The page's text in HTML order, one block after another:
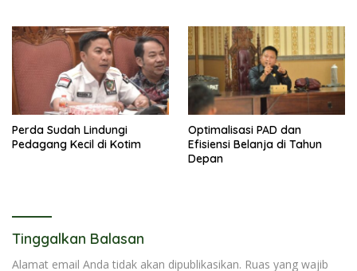
Perda Sudah Lindungi
Pedagang Kecil di Kotim
Optimalisasi PAD dan
Efisiensi Belanja di Tahun
Depan
Tinggalkan Balasan
Alamat email Anda tidak akan dipublikasikan. Ruas yang wajib